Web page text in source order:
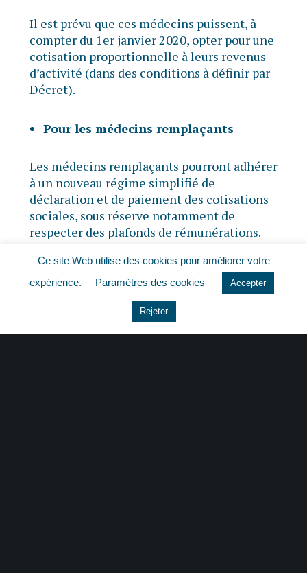
Il est prévu que ces médecins puissent, à
compter du 1er janvier 2020, opter pour une
cotisation proportionnelle à leurs revenus
d’activité (dans des conditions à définir par
Décret).
Pour les médecins remplaçants
Les médecins remplaçants pourront adhérer
à un nouveau régime simplifié de
déclaration et de paiement des cotisations
sociales, sous réserve notamment de
respecter des plafonds de rémunérations.
Il est prévu qu’en cas de dépassement de ce
seuil, les médecins remplaçants puissent
acquitter des cotisations et contributions
complémentaires à des taux et selon des
modalités qui doivent être fixées par
Ce site Web utilise des cookies pour améliorer votre
expérience.
Paramètres des cookies Accepter
Rejeter